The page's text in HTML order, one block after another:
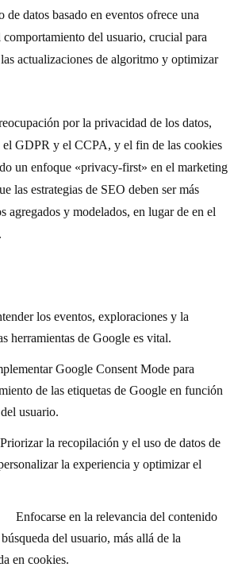
de datos basado en eventos ofrece una
del usuario, crucial para
actualizaciones de algoritmo y optimizar
por la privacidad de los datos,
el GDPR y el CCPA, y el fin de las cookies
un enfoque «privacy-first» en el marketing
las estrategias de SEO deben ser más
agregados y modelados, en lugar de en el
los eventos, exploraciones y la
herramientas de Google es vital.
Google Consent Mode para
de las etiquetas de Google en función
usuario.
Priorizar la recopilación y el uso de datos de
la experiencia y optimizar el
Enfocarse en la relevancia del contenido
del usuario, más allá de la
en cookies.